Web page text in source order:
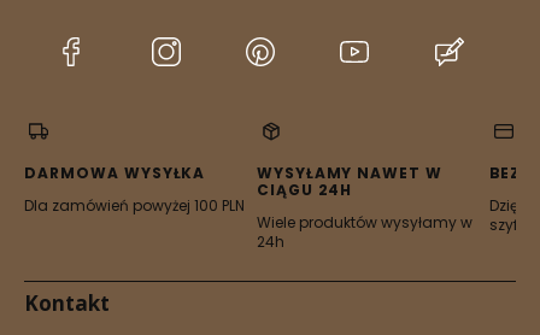
(Otwiera (Otwiera (Otwiera
nowej
(Otwiera
nowej
DARMOWA WYSYŁKA
Dla zamówień powyżej 100 PLN
WYSYŁAMY NAWET W
CIĄGU 24H
Wiele produktów wysyłamy w
24h
Dzięki
Kontakt